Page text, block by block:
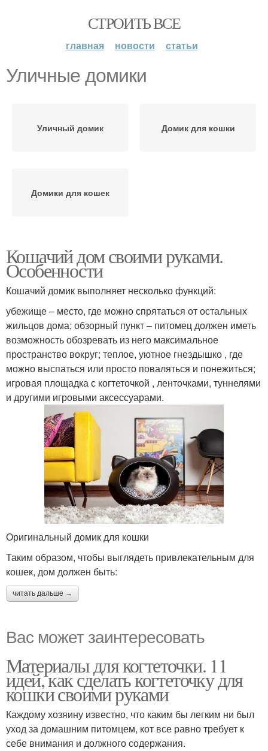
СТРОИТЬ ВСЕ
главная новости статьи
Уличные домики
Уличный домик Домик для кошки
Домики для кошек
Кошачий дом своими руками.
Особенности
Кошачий домик выполняет несколько функций:
убежище – место, где можно спрятаться от остальных
жильцов дома; обзорный пункт – питомец должен иметь
возможность обозревать из него максимальное
пространство вокруг; теплое, уютное гнездышко , где
можно выспаться или просто поваляться и понежиться;
игровая площадка с когтеточкой , ленточками, туннелями
и другими игровыми аксессуарами.
Оригинальный домик для кошки
Таким образом, чтобы выглядеть привлекательным для
кошек, дом должен быть:
читать дальше →
Вас может заинтересовать
Материалы для когтеточки. 11
идей, как сделать когтеточку для
кошки своими руками
Каждому хозяину известно, что каким бы легким ни был
уход за домашним питомцем, кот все равно требует к
себе внимания и должного содержания.